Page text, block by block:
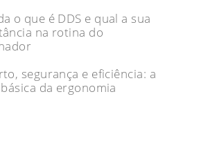
o que é DDS e qual a sua
na rotina do
segurança e eficiência: a
da ergonomia